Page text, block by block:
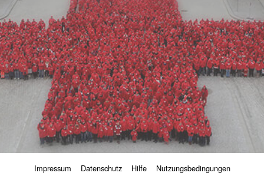
Impressum Datenschutz Hilfe Nutzungsbedingungen